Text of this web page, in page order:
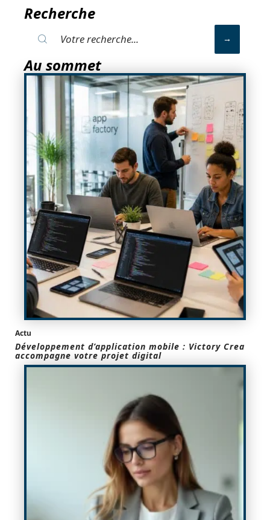
Recherche
Au sommet
Actu
Développement d’application mobile : Victory Crea
accompagne votre projet digital